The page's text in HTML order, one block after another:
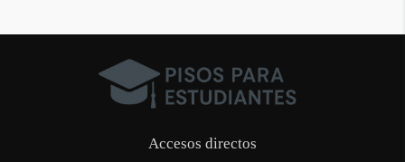
Accesos directos